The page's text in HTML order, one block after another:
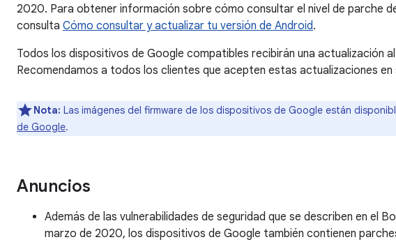
2020. Para obtener información sobre cómo consultar el nivel de parche
consulta Cómo consultar y actualizar tu versión de Android.
Todos los dispositivos de Google compatibles recibirán una actualización
Recomendamos a todos los clientes que acepten estas actualizaciones en
Nota: Las imágenes del firmware de los dispositivos de Google están
de Google.
Anuncios
Además de las vulnerabilidades de seguridad que se describen en el
marzo de 2020, los dispositivos de Google también contienen